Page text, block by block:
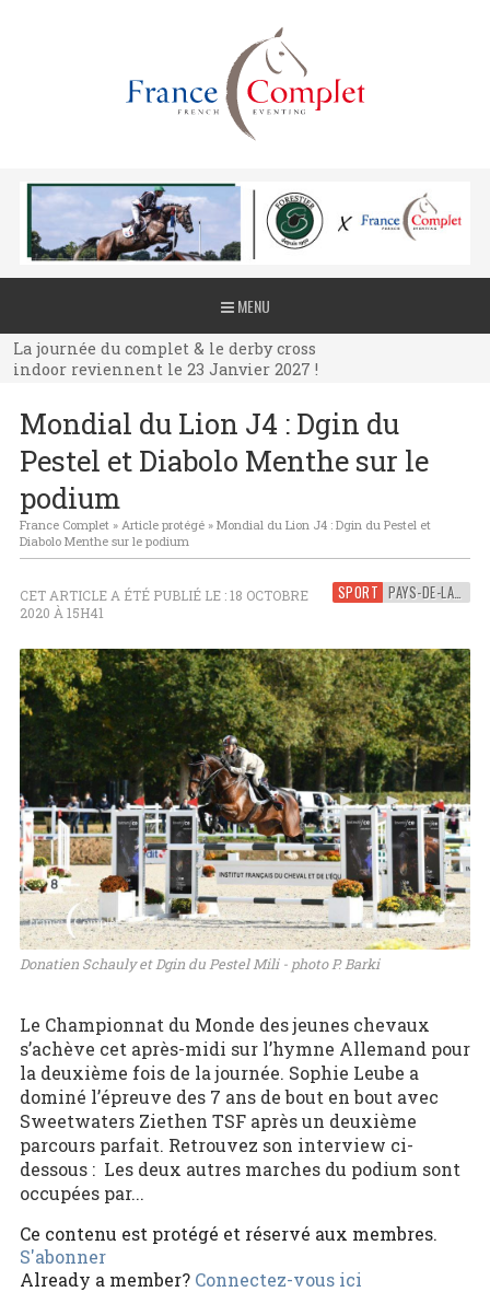
MENU
La journée du complet & le derby cross
indoor reviennent le 23 Janvier 2027 !
La journée du complet & le derby cross
indoor reviennent le 23 Janvier 2027 !
indoor reviennent le 23 Janvier 2027 !
Mondial du Lion J4 : Dgin du
Pestel et Diabolo Menthe sur le
podium
France Complet» Article protégé» Mondial du Lion J4 : Dgin du Pestel et
Diabolo Menthe sur le podium
SPORT PAYS-DE-LA-LOIRE
CET ARTICLE A ÉTÉ PUBLIÉ LE : 18 OCTOBRE
2020 À 15H41
Donatien Schauly et Dgin du Pestel Mili - photo P. Barki
Le Championnat du Monde des jeunes chevaux
s’achève cet après-midi sur l’hymne Allemand pour
la deuxième fois de la journée. Sophie Leube a
dominé l’épreuve des 7 ans de bout en bout avec
Sweetwaters Ziethen TSF après un deuxième
parcours parfait. Retrouvez son interview ci-
dessous : Les deux autres marches du podium sont
occupées par...
Ce contenu est protégé et réservé aux membres.
S'abonner
Already a member? Connectez-vous ici